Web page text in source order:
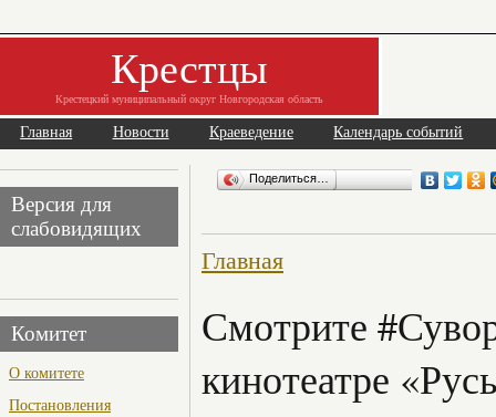
Крестцы
Крестецкий муниципальный округ Новгородская область
Главная Новости Краеведение Календарь событий
Версия для
слабовидящих
Комитет
О комитете
Постановления
Поделиться…
Главная
Смотрите
кинотеатре